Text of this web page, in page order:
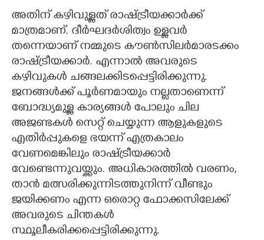
അതിന് കഴിവുള്ളത് രാഷ്ട്രീയക്കാർക്ക്
മാത്രമാണ്. ദീർഘദർശിത്വം ഉള്ളവർ
തന്നെയാണ് നമ്മുടെ കൗൺസിലർമാരടക്കം
രാഷ്ട്രീയക്കാർ. എന്നാൽ അവരുടെ
കഴിവുകൾ ചങ്ങലക്കിടപ്പെട്ടിരിക്കുന്നു.
ജനങ്ങൾക്ക് പൂർണമായും നല്ലതാണെന്ന്
ബോദ്ധ്യമുള്ള കാര്യങ്ങൾ പോലും ചില
അജണ്ടകൾ സെറ്റ് ചെയ്യുന്ന ആളുകളുടെ
എതിർപ്പുകളെ ഭയന്ന് എത്രകാലം
വേണമെങ്കിലും രാഷ്ട്രീയക്കാർ
വേണ്ടെന്നുവയ്ക്കും. അധികാരത്തിൽ വരണം,
താൻ മത്സരിക്കുന്നിടത്തുനിന്ന് വീണ്ടും
ജയിക്കണം എന്ന ഒരൊറ്റ ഫോക്കസിലേക്ക്
അവരുടെ ചിന്തകൾ
സ്ഥൂലീകരിക്കപ്പെട്ടിരിക്കുന്നു.